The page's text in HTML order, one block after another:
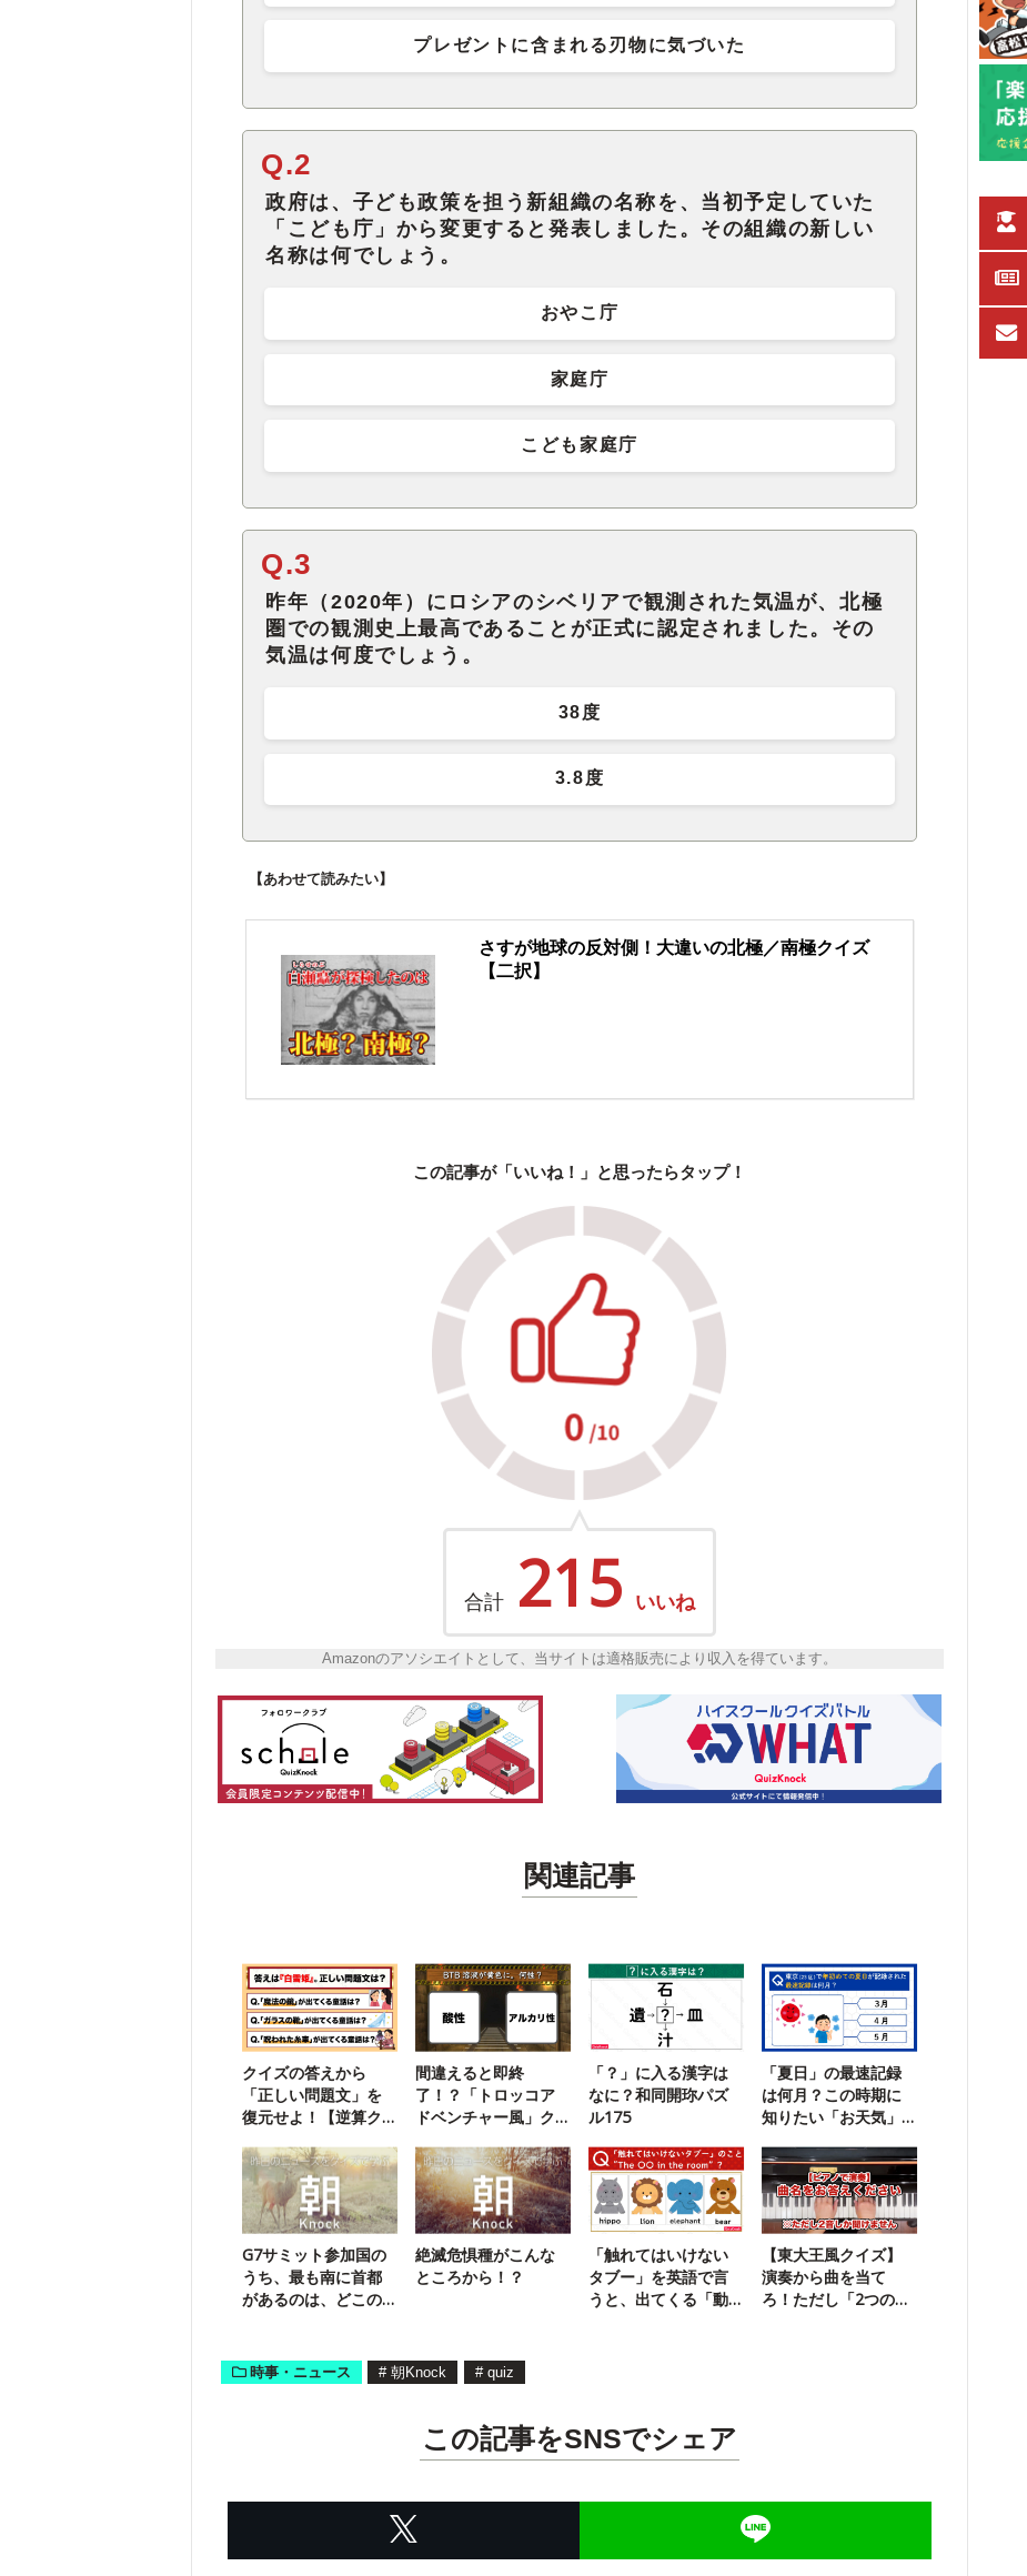
プレゼントに含まれる刃物に気づいた
Q.2
政府は、子ども政策を担う新組織の名称を、当初予定していた
「こども庁」から変更すると発表しました。その組織の新しい
名称は何でしょう。
おやこ庁
家庭庁
こども家庭庁
Q.3
昨年（2020年）にロシアのシベリアで観測された気温が、北極
圏での観測史上最高であることが正式に認定されました。その
気温は何度でしょう。
38度
3.8度
【あわせて読みたい】
さすが地球の反対側！大違いの北極／南極クイズ
【二択】
この記事が「いいね！」と思ったらタップ！
合計 215 いいね
Amazonのアソシエイトとして、当サイトは適格販売により収入を得ています。
関連記事
クイズの答えから
「正しい問題文」を
復元せよ！【逆算ク
間違えると即終
了！？「トロッコア
ドベンチャー風」ク
「？」に入る漢字は
なに？和同開珎パズ
ル175
「夏日」の最速記録
は何月？この時期に
知りたい「お天気」
G7サミット参加国の
うち、最も南に首都
があるのは、どこの
絶滅危惧種がこんな
ところから！？
「触れてはいけない
タブー」を英語で言
うと、出てくる「動
【東大王風クイズ】
演奏から曲を当て
ろ！ただし「2つの
時事・ニュース # 朝Knock # quiz
この記事をSNSでシェア